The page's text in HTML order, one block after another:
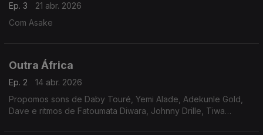
Ep. 3
21 abr. 2026
Com Asake
Outra África
Ep. 2
14 abr. 2026
Propomos sons de Daby Touré, Yemi Alade, Adekunle Gold,
Dave e ritmos de Fatoumata Diwara, Johnny Drille, Tiwa